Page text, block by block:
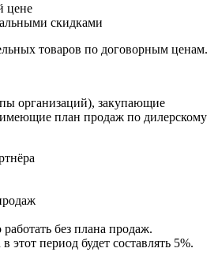
цене
скидками
товаров по договорным ценам.
организаций), закупающие
план продаж по дилерскому
без плана продаж.
этот период будет составлять 5%.